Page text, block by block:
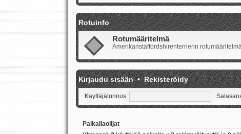
Rotuinfo
Rotumääritelmä
Amerikanstaffordshirenterrierin
Kirjaudu sisään•Rekisteröidy
Käyttäjätunnus:
Paikallaolijat